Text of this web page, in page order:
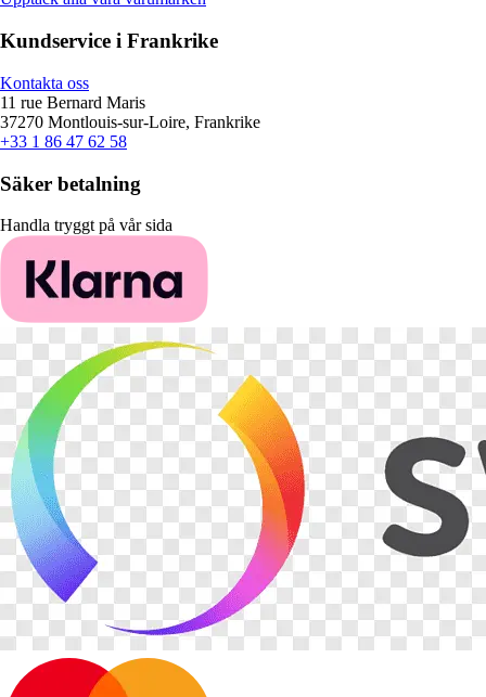
Kundservice i Frankrike
Kontakta oss
11 rue Bernard Maris
37270 Montlouis-sur-Loire, Frankrike
+33 1 86 47 62 58
Säker betalning
Handla tryggt på vår sida